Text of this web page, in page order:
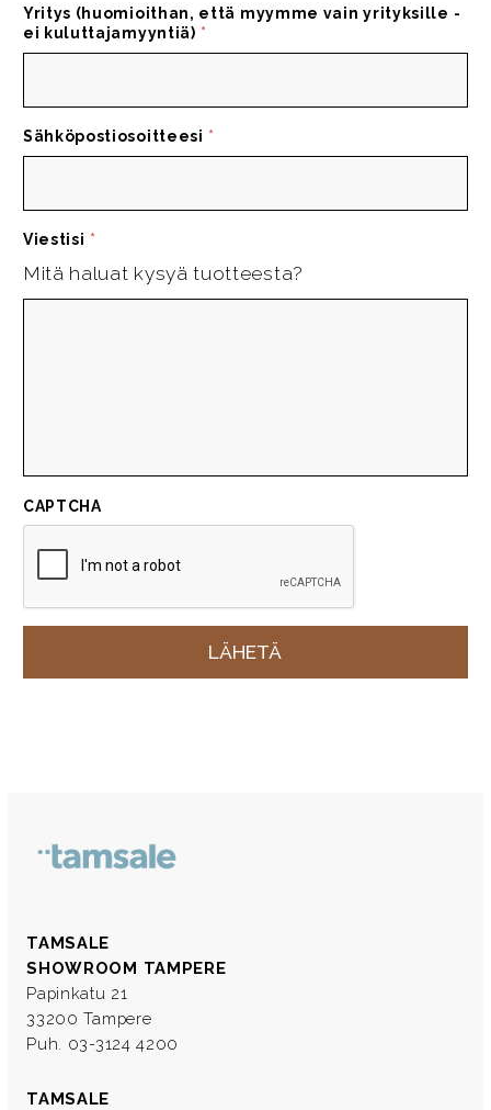
Yritys (huomioithan, että myymme vain yrityksille -
ei kuluttajamyyntiä) *
Sähköpostiosoitteesi *
Viestisi *
Mitä haluat kysyä tuotteesta?
CAPTCHA
TAMSALE
SHOWROOM TAMPERE
Papinkatu 21
33200 Tampere
Puh. 03-3124 4200
TAMSALE